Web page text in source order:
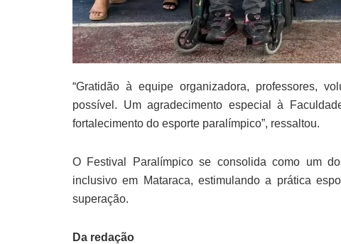
“Gratidão à equipe organizadora, professores,
possível. Um agradecimento especial à
fortalecimento do esporte paralímpico”, ressaltou.
O Festival Paralímpico se consolida como um
inclusivo em Mataraca, estimulando a prática
superação.
Da redação